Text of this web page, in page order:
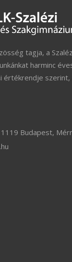
tagja, a
harminc
értékrendje
1119 Budapest,